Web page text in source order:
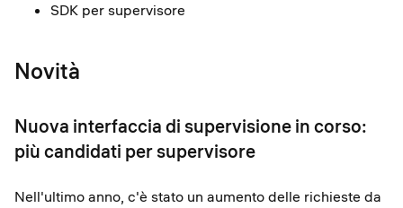
SDK per supervisore
Novità
Nuova interfaccia di supervisione in corso:
più candidati per supervisore
Nell'ultimo anno, c'è stato un aumento delle richieste da